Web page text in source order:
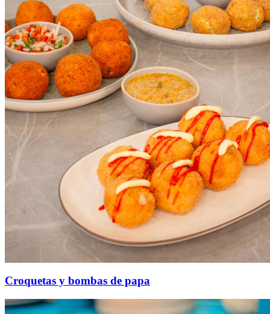
Croquetas y bombas de papa